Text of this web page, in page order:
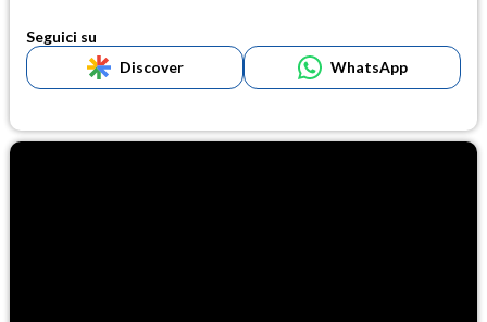
Seguici su
Discover
WhatsApp